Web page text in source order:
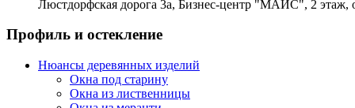
Люстдорфская дорога 3а, Бизнес-центр "МАИС", 2 этаж,
Профиль и остекление
Нюансы деревянных изделий
Окна под старину
Окна из лиственницы